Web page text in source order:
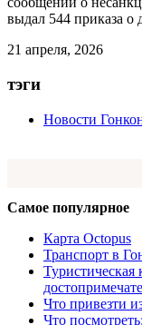
выдал 544 приказа о
21 апреля, 2026
тэги
Новости
Самое популярное
Карта Octopus
Транспорт в
Туристическая
Что привезти
Что